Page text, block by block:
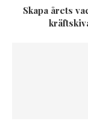
Skapa årets